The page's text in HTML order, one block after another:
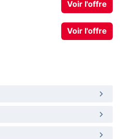
Voir l'offre
Voir l'offre